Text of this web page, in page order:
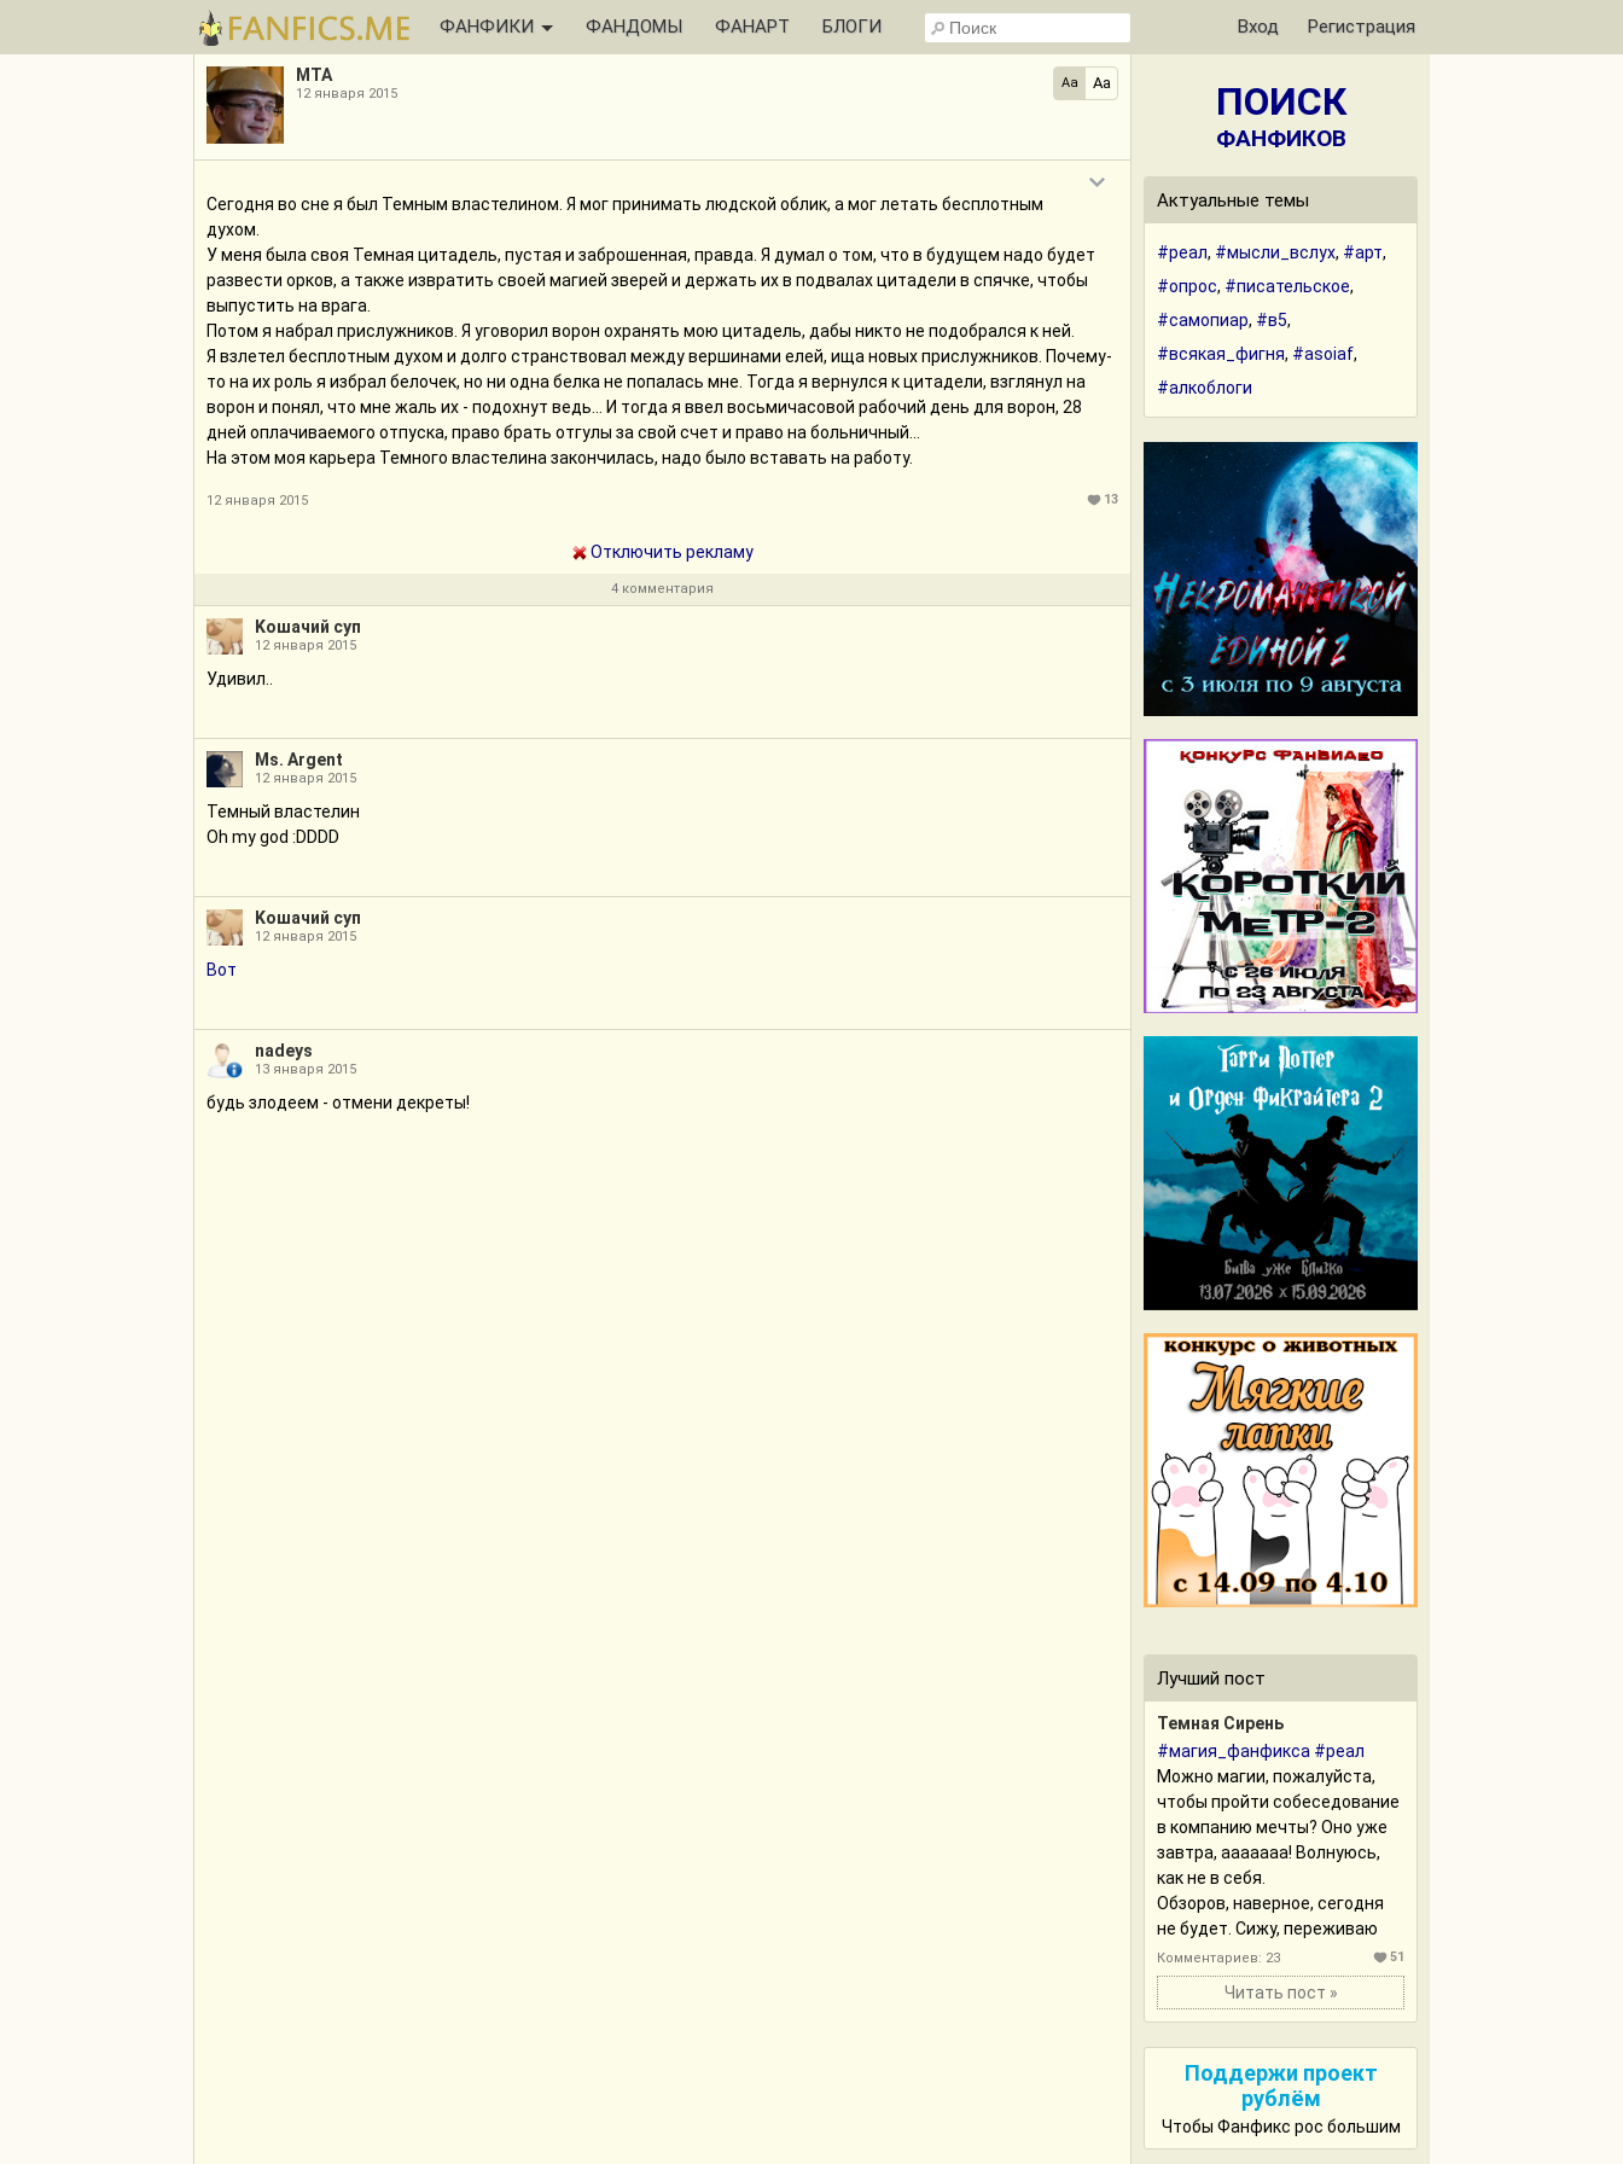
ФАНФИКИ ФАНДОМЫ ФАНАРТ БЛОГИ Вход Регистрация
МТА
12 января 2015
Aa Aa
Сегодня во сне я был Темным властелином. Я мог принимать людской облик, а мог летать бесплотным
духом.
У меня была своя Темная цитадель, пустая и заброшенная, правда. Я думал о том, что в будущем надо будет
развести орков, а также извратить своей магией зверей и держать их в подвалах цитадели в спячке, чтобы
выпустить на врага.
Потом я набрал прислужников. Я уговорил ворон охранять мою цитадель, дабы никто не подобрался к ней.
Я взлетел бесплотным духом и долго странствовал между вершинами елей, ища новых прислужников. Почему-
то на их роль я избрал белочек, но ни одна белка не попалась мне. Тогда я вернулся к цитадели, взглянул на
ворон и понял, что мне жаль их - подохнут ведь... И тогда я ввел восьмичасовой рабочий день для ворон, 28
дней оплачиваемого отпуска, право брать отгулы за свой счет и право на больничный...
На этом моя карьера Темного властелина закончилась, надо было вставать на работу.
12 января 2015 13
Отключить рекламу
4 комментария
Kошачий суп
12 января 2015
Удивил..
Ms. Argent
12 января 2015
Темный властелин
Oh my god :DDDD
Kошачий суп
12 января 2015
Вот
nadeys
13 января 2015
будь злодеем - отмени декреты!
ПОИСК
ФАНФИКОВ
Актуальные темы
#реал, #мысли_вслух, #арт,
#опрос, #писательское,
#самопиар, #в5,
#всякая_фигня, #asoiaf,
#алкоблоги
Лучший пост
Темная Сирень
#магия_фанфикса #реал
Можно магии, пожалуйста,
чтобы пройти собеседование
в компанию мечты? Оно уже
завтра, ааааааа! Волнуюсь,
как не в себя.
Обзоров, наверное, сегодня
не будет. Сижу, переживаю
Комментариев: 23 51
Читать пост »
Поддержи проект
рублём
Чтобы Фанфикс рос большим